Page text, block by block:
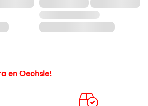
en Oechsle!